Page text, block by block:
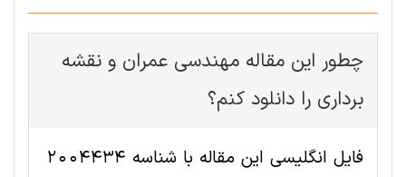
چطور این مقاله مهندسی عمران و نقشه
برداری را دانلود کنم؟
فایل انگلیسی این مقاله با شناسه 2004434